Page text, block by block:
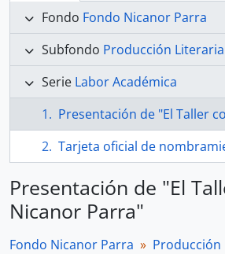
Fondo Fondo Nicanor Parra
Subfondo Producción Literaria
Serie Labor Académica
Presentación de "El Taller
Tarjeta oficial de nombramiento académico de Nicanor
Presentación de "El
Nicanor Parra"
Fondo Nicanor Parra
Producción